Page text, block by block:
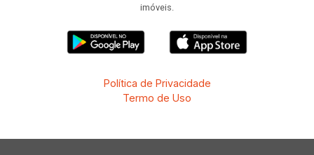
imóveis.
Política de Privacidade
Termo de Uso